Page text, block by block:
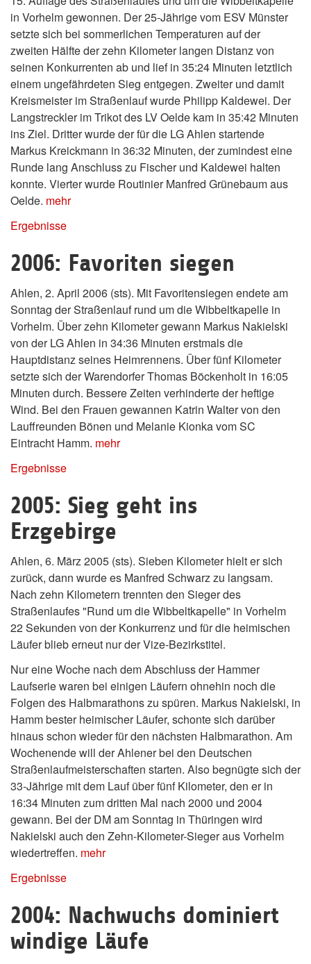
in Vorhelm gewonnen. Der 25-Jährige vom ESV Münster
setzte sich bei sommerlichen Temperaturen auf der
zweiten Hälfte der zehn Kilometer langen Distanz von
seinen Konkurrenten ab und lief in 35:24 Minuten letztlich
einem ungefährdeten Sieg entgegen. Zweiter und damit
Kreismeister im Straßenlauf wurde Philipp Kaldewei. Der
Langstreckler im Trikot des LV Oelde kam in 35:42 Minuten
ins Ziel. Dritter wurde der für die LG Ahlen startende
Markus Kreickmann in 36:32 Minuten, der zumindest eine
Runde lang Anschluss zu Fischer und Kaldewei halten
konnte. Vierter wurde Routinier Manfred Grünebaum aus
Oelde. mehr
Ergebnisse
2006: Favoriten siegen
Ahlen, 2. April 2006 (sts). Mit Favoritensiegen endete am
Sonntag der Straßenlauf rund um die Wibbeltkapelle in
Vorhelm. Über zehn Kilometer gewann Markus Nakielski
von der LG Ahlen in 34:36 Minuten erstmals die
Hauptdistanz seines Heimrennens. Über fünf Kilometer
setzte sich der Warendorfer Thomas Böckenholt in 16:05
Minuten durch. Bessere Zeiten verhinderte der heftige
Wind. Bei den Frauen gewannen Katrin Walter von den
Lauffreunden Bönen und Melanie Kionka vom SC
Eintracht Hamm. mehr
Ergebnisse
2005: Sieg geht ins
Erzgebirge
Ahlen, 6. März 2005 (sts). Sieben Kilometer hielt er sich
zurück, dann wurde es Manfred Schwarz zu langsam.
Nach zehn Kilometern trennten den Sieger des
Straßenlaufes "Rund um die Wibbeltkapelle" in Vorhelm
22 Sekunden von der Konkurrenz und für die heimischen
Läufer blieb erneut nur der Vize-Bezirkstitel.
Nur eine Woche nach dem Abschluss der Hammer
Laufserie waren bei einigen Läufern ohnehin noch die
Folgen des Halbmarathons zu spüren. Markus Nakielski, in
Hamm bester heimischer Läufer, schonte sich darüber
hinaus schon wieder für den nächsten Halbmarathon. Am
Wochenende will der Ahlener bei den Deutschen
Straßenlaufmeisterschaften starten. Also begnügte sich der
33-Jährige mit dem Lauf über fünf Kilometer, den er in
16:34 Minuten zum dritten Mal nach 2000 und 2004
gewann. Bei der DM am Sonntag in Thüringen wird
Nakielski auch den Zehn-Kilometer-Sieger aus Vorhelm
wiedertreffen. mehr
Ergebnisse
2004: Nachwuchs dominiert
windige Läufe